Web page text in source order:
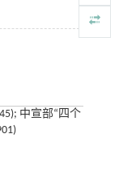
中宣部“四个